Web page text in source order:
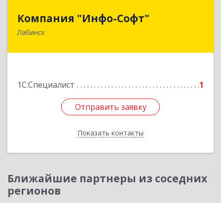
Компания "Инфо-Софт"
Лабинск
1С:Специалист 1
Отправить заявку
Показать контакты
Компания "Инфо-Софт"
352500, Краснодарский край, Лабинский р-н,
Отправить заявку
Назад
Ближайшие партнеры из соседних
регионов